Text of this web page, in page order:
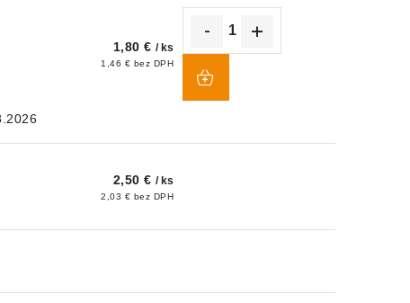
1,80 € / ks
1,46 € bez DPH
2,50 € / ks
2,03 € bez DPH